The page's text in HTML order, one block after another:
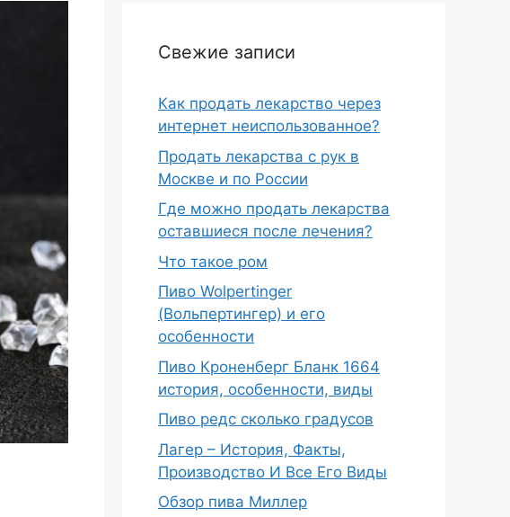
Свежие записи
Как продать лекарство через
интернет неиспользованное?
Продать лекарства с рук в
Москве и по России
Где можно продать лекарства
оставшиеся после лечения?
Что такое ром
Пиво Wolpertinger
(Вольпертингер) и его
особенности
Пиво Кроненберг Бланк 1664
история, особенности, виды
Пиво редс сколько градусов
Лагер – История, Факты,
Производство И Все Его Виды
Обзор пива Миллер